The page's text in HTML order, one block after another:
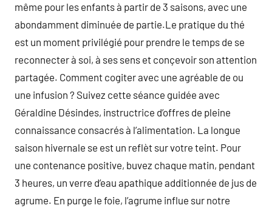
même pour les enfants à partir de 3 saisons, avec une
abondamment diminuée de partie.Le pratique du thé
est un moment privilégié pour prendre le temps de se
reconnecter à soi, à ses sens et conçevoir son attention
partagée. Comment cogiter avec une agréable de ou
une infusion ? Suivez cette séance guidée avec
Géraldine Désindes, instructrice d’offres de pleine
connaissance consacrés à l’alimentation. La longue
saison hivernale se est un reflèt sur votre teint. Pour
une contenance positive, buvez chaque matin, pendant
3 heures, un verre d’eau apathique additionnée de jus de
agrume. En purge le foie, l’agrume influe sur notre